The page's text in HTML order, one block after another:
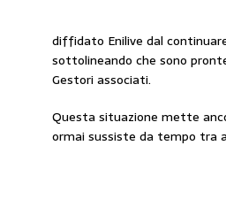
diffidato Enilive dal
sottolineando che sono
Gestori associati.
Questa situazione mette
ormai sussiste da tempo tra